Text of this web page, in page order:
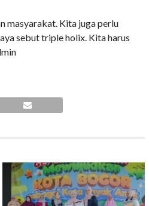
masyarakat. Kita juga perlu
sebut triple holix. Kita harus